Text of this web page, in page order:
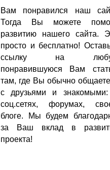
Вам понравился наш
Тогда Вы можете
развитию нашего сайта.
просто и бесплатно!
ссылку на
понравившуюся Вам
там, где Вы обычно
с друзьями и
соц.сетях, форумах,
блоге. Мы будем
за Ваш вклад в
проекта!